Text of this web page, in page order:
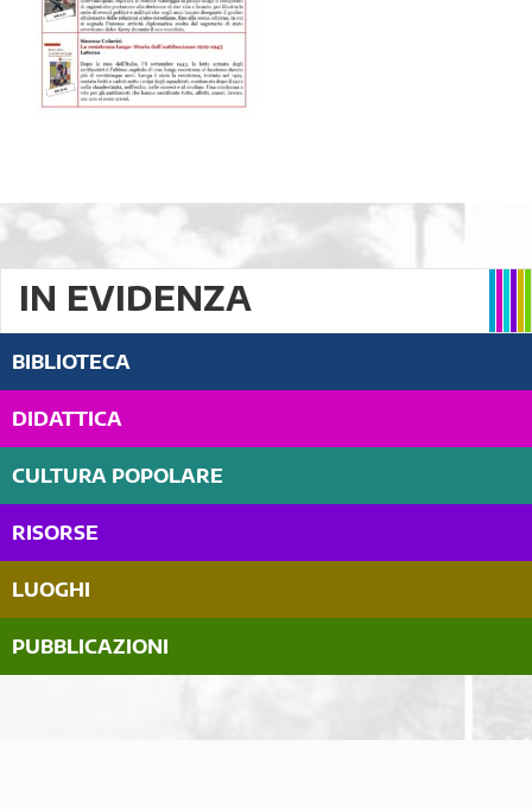
IN EVIDENZA
BIBLIOTECA
DIDATTICA
CULTURA POPOLARE
RISORSE
LUOGHI
PUBBLICAZIONI